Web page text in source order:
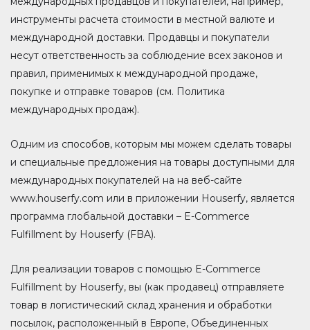
инструменты расчета стоимости в местной валюте и
международной доставки. Продавцы и покупатели
несут ответственность за соблюдение всех законов и
правил, применимых к международной продаже,
покупке и отправке товаров (см. Политика
международных продаж).
Одним из способов, которым мы можем сделать товары
и специальныe предложения на товары доступными для
международных покупателей на на веб-сайте
www.houserfy.com или в приложении Houserfy, является
программа глобальной доставки – E-Commerce
Fulfillment by Houserfy (FBA).
Для реализации товаров с помощью E-Commerce
Fulfillment by Houserfy, вы (как продавец) отправляете
товар в логистический склад хранения и обработки
посылок, расположенный в Европе, Объединенных